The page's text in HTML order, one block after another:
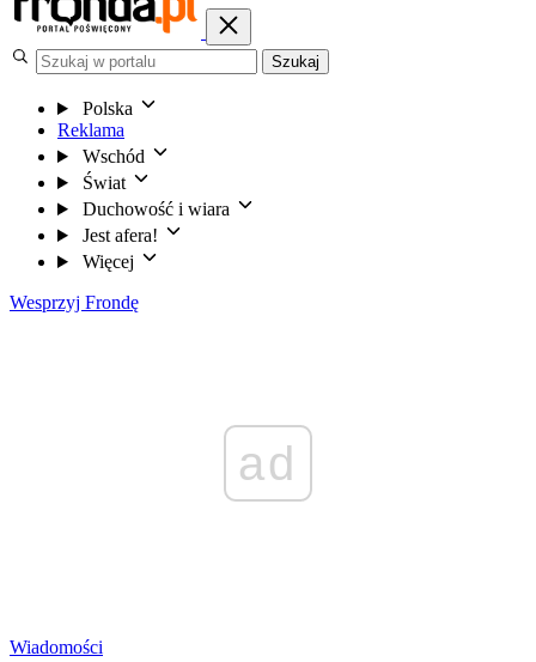
Szukaj
Polska
Reklama
Wschód
Świat
Duchowość i wiara
Jest afera!
Więcej
Wesprzyj Frondę
ad
Wiadomości